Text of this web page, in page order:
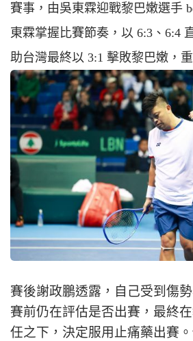
賽事，由吳東霖迎戰黎巴嫩選手
東霖掌握比賽節奏，以 6:3、6:4
助台灣最終以 3:1 擊敗黎巴嫩，
賽後謝政鵬透露，自己受到傷
賽前仍在評估是否出賽，最終
任之下，決定服用止痛藥出賽